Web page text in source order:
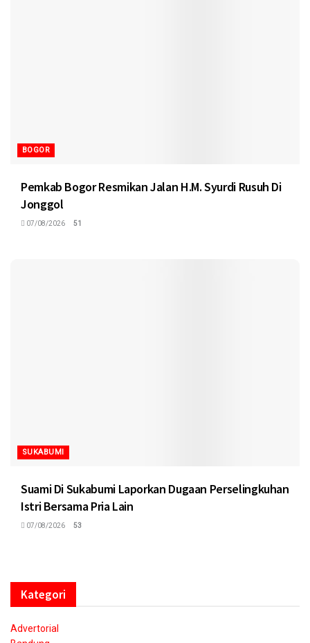
BOGOR
Pemkab Bogor Resmikan Jalan H.M. Syurdi Rusuh Di
Jonggol
07/08/2026 51
SUKABUMI
Suami Di Sukabumi Laporkan Dugaan Perselingkuhan
Istri Bersama Pria Lain
07/08/2026 53
Kategori
Advertorial